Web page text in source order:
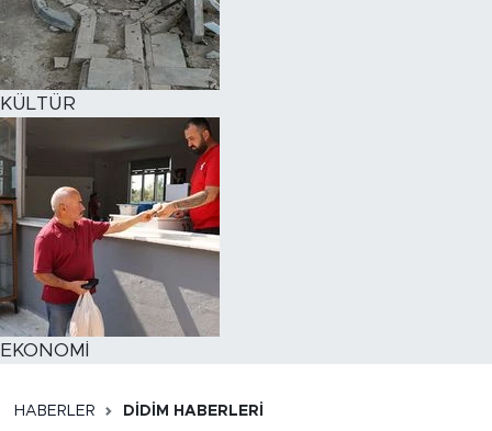
KÜLTÜR
EKONOMİ
HABERLER DIDIM HABERLERI